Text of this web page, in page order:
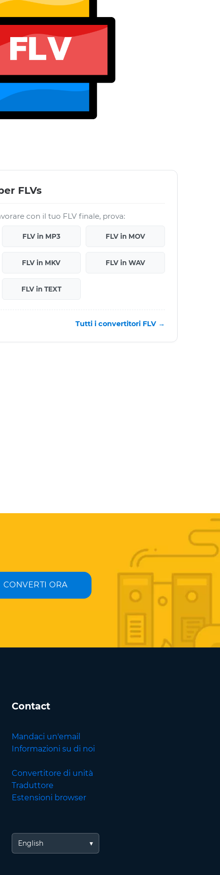
FLVs
con il tuo FLV finale, prova:
FLV in MP3 FLV in MOV
FLV in MKV FLV in WAV
FLV in TEXT
Tutti i convertitori FLV →
CONVERTI ORA
Contact
Mandaci un'email
Informazioni su di noi
Convertitore di unità
Traduttore
Estensioni browser
English